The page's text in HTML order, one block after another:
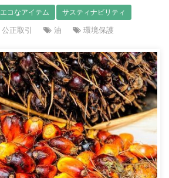
エコなアイテム サスティナビリティ
公正取引 油 環境保護